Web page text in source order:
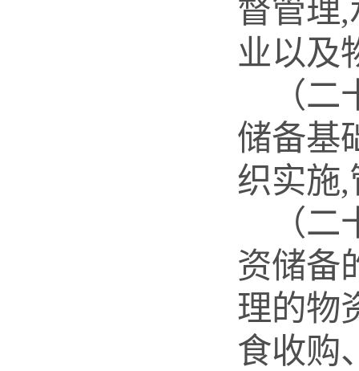
督管理,
业以及
（
储备基
织实施,
（
资储备
理的物
食收购